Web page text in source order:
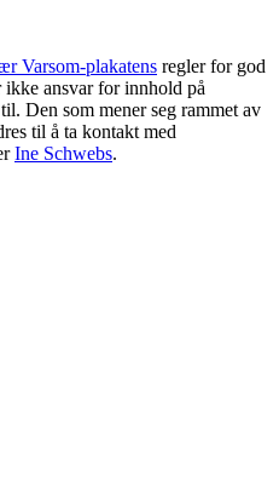
Varsom-plakatens regler for god
ansvar for innhold på
Den som mener seg rammet av
til å ta kontakt med
Ine Schwebs.